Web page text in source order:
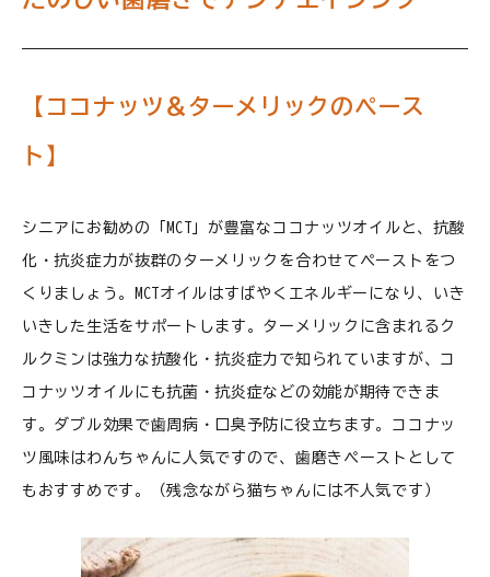
【ココナッツ＆ターメリックのペース
ト】
シニアにお勧めの「MCT」が豊富なココナッツオイルと、抗酸
化・抗炎症力が抜群のターメリックを合わせてペーストをつ
くりましょう。MCTオイルはすばやくエネルギーになり、いき
いきした生活をサポートします。ターメリックに含まれるク
ルクミンは強力な抗酸化・抗炎症力で知られていますが、コ
コナッツオイルにも抗菌・抗炎症などの効能が期待できま
す。ダブル効果で歯周病・口臭予防に役立ちます。ココナッ
ツ風味はわんちゃんに人気ですので、歯磨きペーストとして
もおすすめです。（残念ながら猫ちゃんには不人気です）